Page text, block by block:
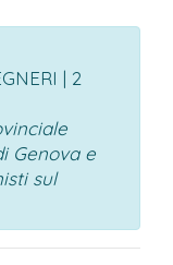
| 2
Genova e
sul